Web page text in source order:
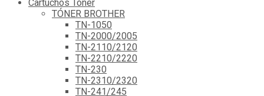
Cartuchos Tóner
TÓNER BROTHER
TN-1050
TN-2000/2005
TN-2110/2120
TN-2210/2220
TN-230
TN-2310/2320
TN-241/245